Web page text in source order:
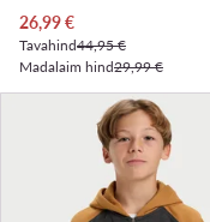
Praegune hind
26,99€
Tavahind44,95 €
Madalaim hind29,99 €